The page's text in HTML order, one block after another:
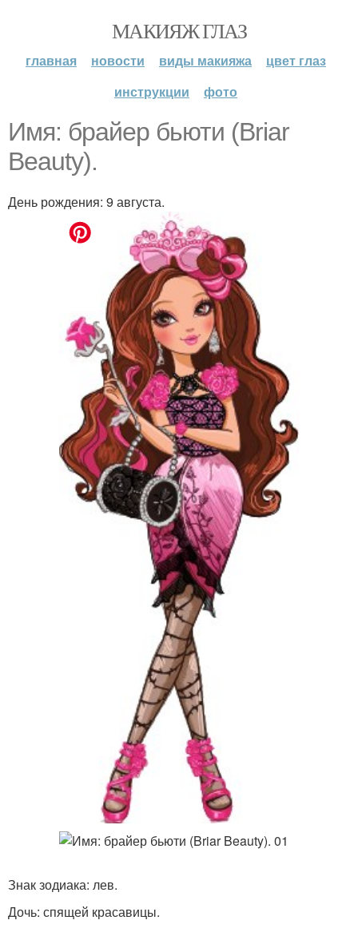
МАКИЯЖ ГЛАЗ
главная новости виды макияжа
цвет глаз
инструкции
фото
Имя: брайер бьюти (Briar
Beauty).
День рождения: 9 августа.
Знак зодиака: лев.
Дочь: спящей красавицы.